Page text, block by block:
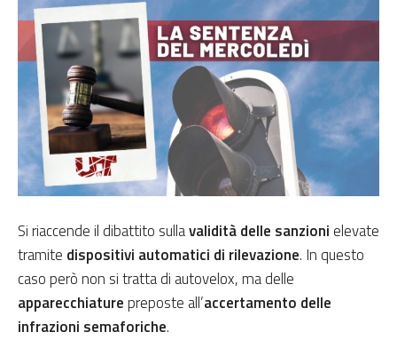
Si riaccende il dibattito sullavalidità delle sanzioni elevate
tramite dispositivi automatici di rilevazione. In questo
caso però non si tratta di autovelox, ma delle
apparecchiaturepreposte all’accertamento delle
infrazioni semaforiche.